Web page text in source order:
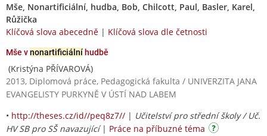
Mše, Nonartificiální, hudba, Bob, Chilcott, Paul, Basler, Karel,
Růžička
Klíčová slova abecedně | Klíčová slova dle četnosti
Mše vnonartificiálníhudbě
(Kristýna PŘÍVAROVÁ)
2013, Diplomová práce, Pedagogická fakulta / UNIVERZITA JANA
EVANGELISTY PURKYNĚ V ÚSTÍ NAD LABEM
• http://theses.cz/id//peq8z7// | Učitelství pro střední školy / Uč.
HV SB pro SŠ navazující| Práce na příbuzné téma